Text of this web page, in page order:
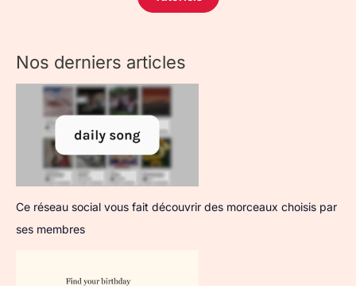
Nos derniers articles
Ce réseau social vous fait découvrir des morceaux choisis par
ses membres